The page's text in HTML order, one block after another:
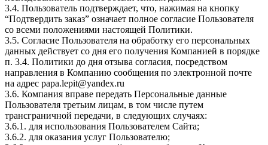
3.4. Пользователь подтверждает, что, нажимая на кнопку
“Подтвердить заказ” означает полное согласие Пользователя
со всеми положениями настоящей Политики.
3.5. Согласие Пользователя на обработку его персональных
данных действует со дня его получения Компанией в порядке
п. 3.4. Политики до дня отзыва согласия, посредством
направления в Компанию сообщения по электронной почте
на адрес papa.lepit@yandex.ru
3.6. Компания вправе передать Персональные данные
Пользователя третьим лицам, в том числе путем
трансграничной передачи, в следующих случаях:
3.6.1. для использования Пользователем Сайта;
3.6.2. для оказания услуг Пользователю;